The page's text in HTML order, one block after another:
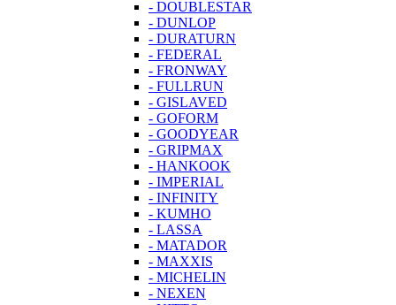
- DOUBLESTAR
- DUNLOP
- DURATURN
- FEDERAL
- FRONWAY
- FULLRUN
- GISLAVED
- GOFORM
- GOODYEAR
- GRIPMAX
- HANKOOK
- IMPERIAL
- INFINITY
- KUMHO
- LASSA
- MATADOR
- MAXXIS
- MICHELIN
- NEXEN